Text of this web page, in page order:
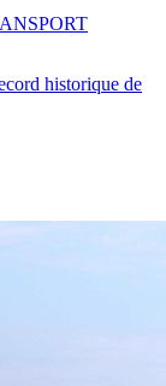
historique de